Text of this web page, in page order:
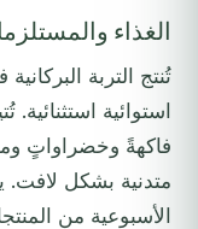
الغذاء
تُنتج التربة
استوائية
فاكهةً وخضراواتٍ
متدنية بشكل لافت.